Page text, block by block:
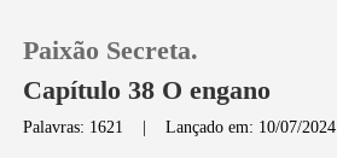
Paixão Secreta.
Capítulo 38 O engano
Palavras: 1621 |Lançado em: 10/07/2024